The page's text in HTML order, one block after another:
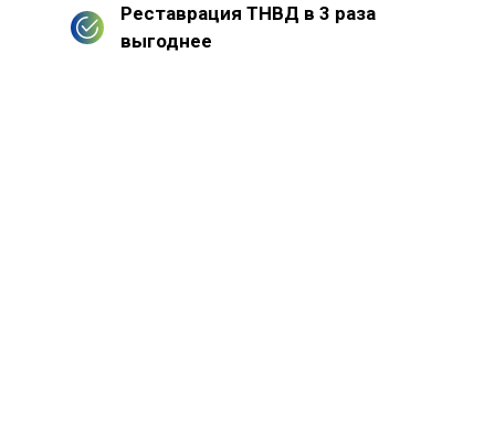
Реставрация ТНВД в 3 раза
выгоднее